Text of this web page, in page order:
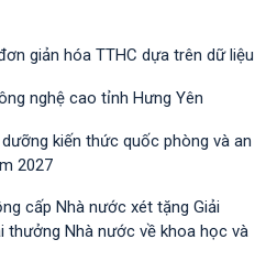
giản hóa TTHC dựa trên dữ liệu
nghệ cao tỉnh Hưng Yên
kiến thức quốc phòng và an
2027
cấp Nhà nước xét tặng Giải
thưởng Nhà nước về khoa học và